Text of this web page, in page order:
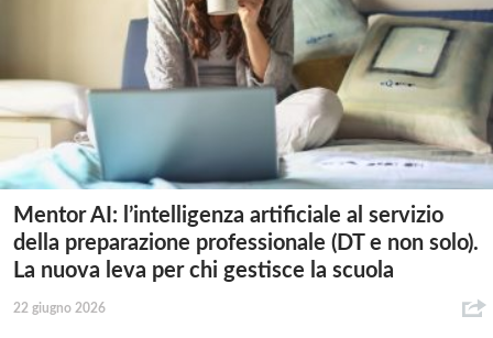
Mentor AI: l’intelligenza artificiale al servizio
della preparazione professionale (DT e non solo).
La nuova leva per chi gestisce la scuola
22 giugno 2026